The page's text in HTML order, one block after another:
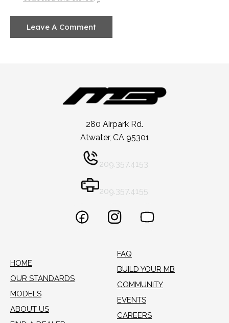
280 Airpark Rd.
Atwater, CA 95301
209.357.4153
209.357.4155
HOME
OUR STANDARDS
MODELS
ABOUT US
FAQ
BUILD YOUR MB
COMMUNITY
EVENTS
CAREERS